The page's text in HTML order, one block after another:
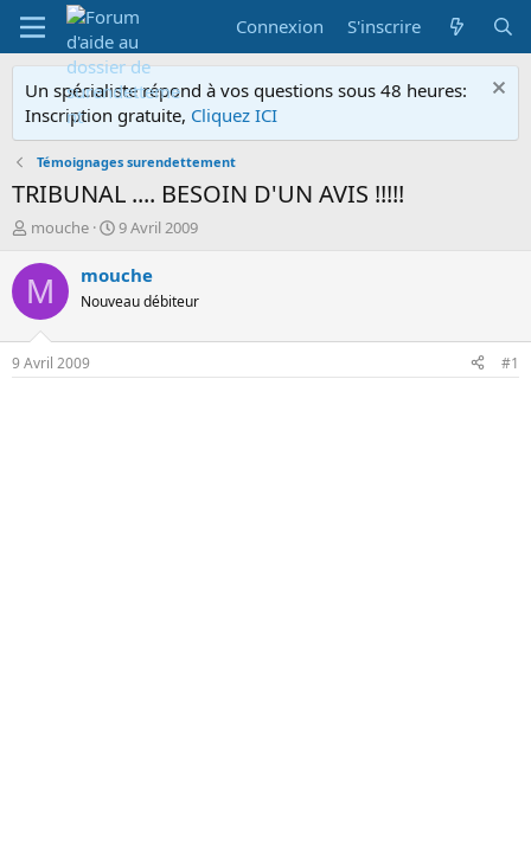
Connexion S'inscrire
Un spécialiste répond à vos questions sous 48 heures:
Inscription gratuite, Cliquez ICI
Témoignages surendettement
TRIBUNAL .... BESOIN D'UN AVIS !!!!!
A
t
e
r
e
mouche
D
t
d
é
9 Avril 2009
M mouche
Nouveau débiteur
9 Avril 2009 #1